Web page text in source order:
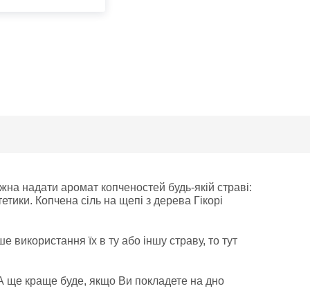
надати аромат копченостей будь-якій страві:
Копчена сіль на щепі з дерева Гікорі
їх в ту або іншу страву, то тут
ще краще буде, якщо Ви покладете на дно